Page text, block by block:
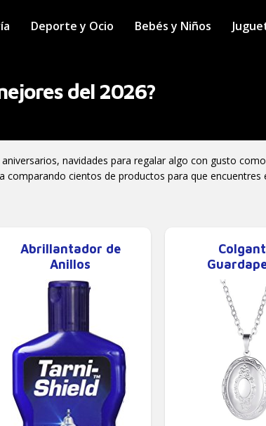
Deporte y Ocio Bebés y Niños
del 2026?
navidades para regalar algo con gusto
cientos de productos para que encuentres
Abrillantador de
Anillos